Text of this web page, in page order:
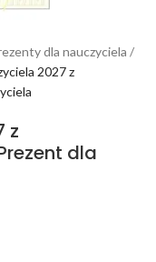
dla nauczyciela /
2027 z
z
dla